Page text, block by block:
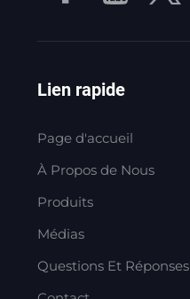
Lien rapide
Page d'accueil
À Propos de Nous
Produits
Médias
Questions Et Réponses